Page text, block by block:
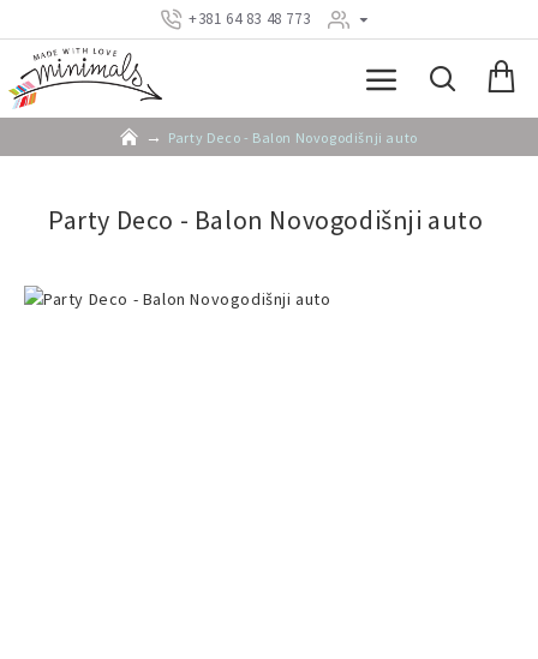
+381 64 83 48 773
Party Deco - Balon Novogodišnji auto
Party Deco - Balon Novogodišnji auto